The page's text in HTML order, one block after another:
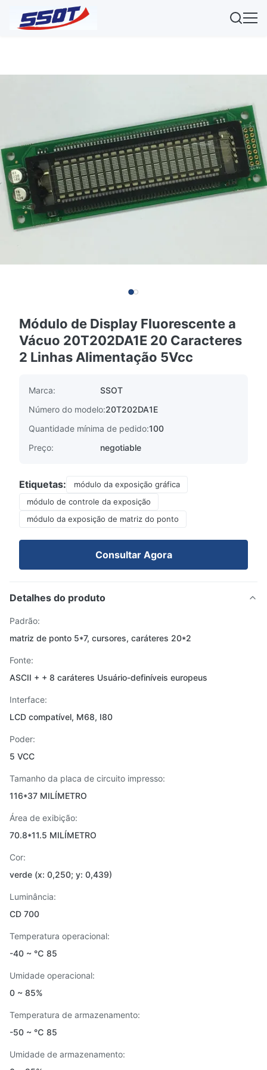
Módulo de Display Fluorescente a
Vácuo 20T202DA1E 20 Caracteres
2 Linhas Alimentação 5Vcc
Marca:
SSOT
Número do modelo:20T202DA1E
Quantidade mínima de pedido:100
Preço:
negotiable
Etiquetas:
módulo da exposição gráfica
módulo de controle da exposição
módulo da exposição de matriz do ponto
Consultar Agora
Detalhes do produto
Padrão:
matriz de ponto 5*7, cursores, caráteres 20*2
Fonte:
ASCII + + 8 caráteres Usuário-definíveis europeus
Interface:
LCD compatível, M68, I80
Poder:
5 VCC
Tamanho da placa de circuito impresso:
116*37 MILÍMETRO
Área de exibição:
70.8*11.5 MILÍMETRO
Cor:
verde (x: 0,250; y: 0,439)
Luminância:
CD 700
Temperatura operacional:
-40 ~ ℃ 85
Umidade operacional:
0 ~ 85%
Temperatura de armazenamento:
-50 ~ ℃ 85
Umidade de armazenamento: